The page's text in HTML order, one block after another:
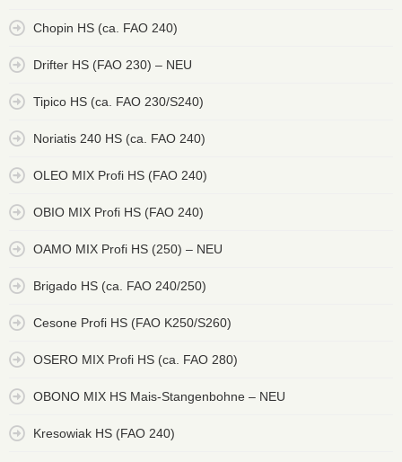
Chopin HS (ca. FAO 240)
Drifter HS (FAO 230) – NEU
Tipico HS (ca. FAO 230/S240)
Noriatis 240 HS (ca. FAO 240)
OLEO MIX Profi HS (FAO 240)
OBIO MIX Profi HS (FAO 240)
OAMO MIX Profi HS (250) – NEU
Brigado HS (ca. FAO 240/250)
Cesone Profi HS (FAO K250/S260)
OSERO MIX Profi HS (ca. FAO 280)
OBONO MIX HS Mais-Stangenbohne – NEU
Kresowiak HS (FAO 240)